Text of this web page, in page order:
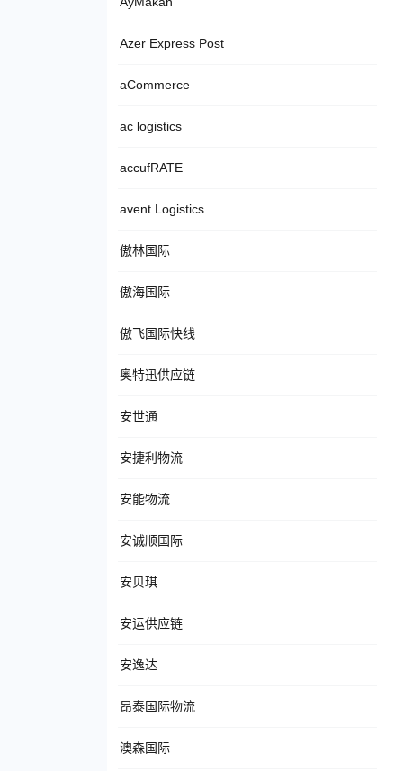
Azer Express Post
aCommerce
ac logistics
accufRATE
avent Logistics
傲林国际
傲海国际
傲飞国际快线
奥特迅供应链
安世通
安捷利物流
安能物流
安诚顺国际
安贝琪
安运供应链
安逸达
昂泰国际物流
澳森国际